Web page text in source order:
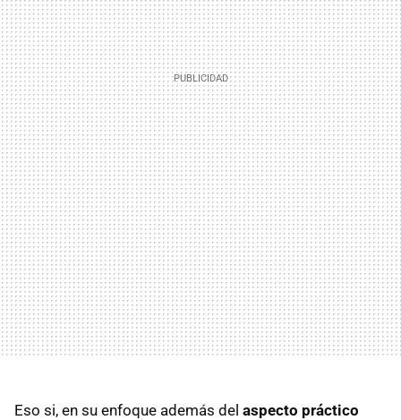
Eso si, en su enfoque además del aspecto práctico